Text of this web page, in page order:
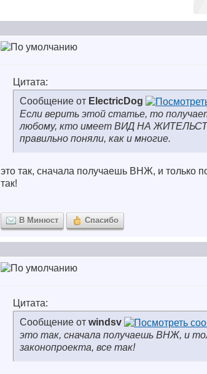
Цитата:
Сообщение от ElectricDog
Если верить этой статье, то
любому, кто имеет ВИД НА
правильно поняли, как и многие.
это так, сначала получаешь ВНЖ, и только
так!
В Минюст Спасибо
Цитата:
Сообщение от windsv
это так, сначала получаешь ВНЖ, и
законопроекта, все так!